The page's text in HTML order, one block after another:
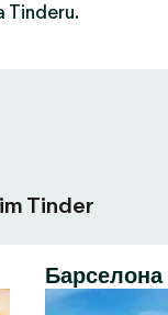
Tinderu.
Tinder
Барселона